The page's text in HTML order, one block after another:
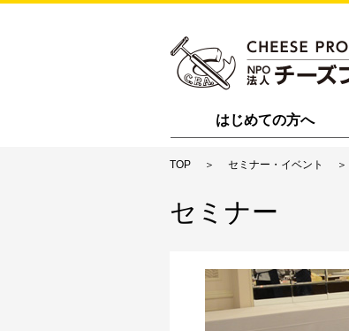
はじめての方へ
TOP セミナー・イベント
セミナー